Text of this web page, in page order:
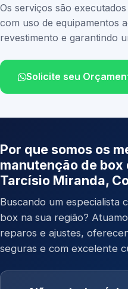
Os serviços são
com uso de equipamentos
revestimento e garantindo
Solicite seu
Por que somos os
manutenção de box
Tarcísio Miranda,
Buscando um especialista
box na sua região?
reparos e ajustes,
seguras e com excelente